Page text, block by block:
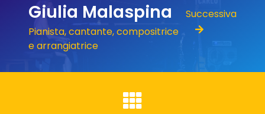
Giulia Malaspina
Pianista, cantante, compositrice
e arrangiatrice
Successiva